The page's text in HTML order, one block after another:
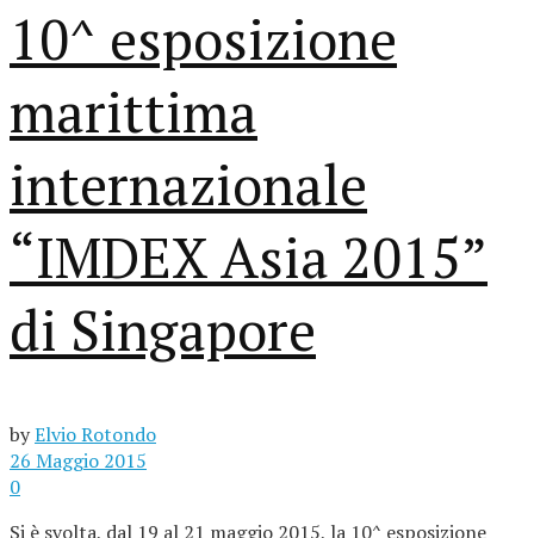
10^ esposizione
marittima
internazionale
“IMDEX Asia 2015”
di Singapore
byElvio Rotondo
26 Maggio 2015
0
Si è svolta, dal 19 al 21 maggio 2015, la 10^ esposizione